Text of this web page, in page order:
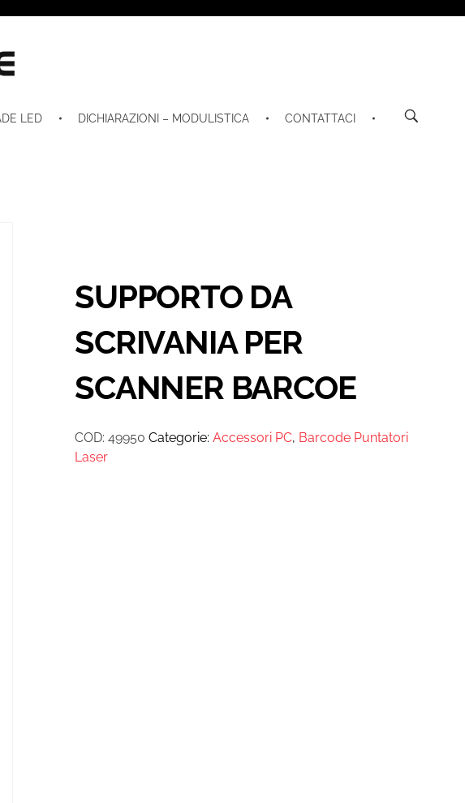
LED DICHIARAZIONI – MODULISTICA
CONTATTACI
SUPPORTO DA
SCRIVANIA PER
SCANNER BARCOE
COD:49950 Categorie:Accessori PC, Barcode Puntatori
Laser